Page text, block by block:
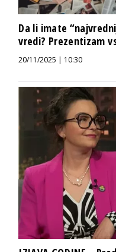
Da li imate
vredi? Prezentizam
20/11/2025 | 10:30